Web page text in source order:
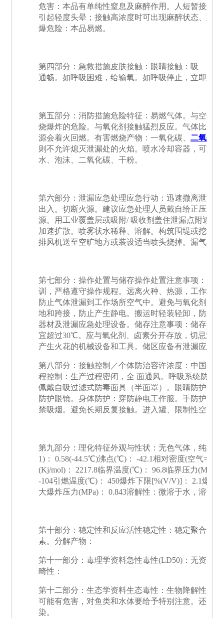
危害：本品有单纯性窒息及麻醉作用。人短暂接触
引起轻度头晕；接触高浓度时可出现麻醉状态、意
爆危险：本品易燃。
第四部分：急救措施皮肤接触：眼睛接触：吸 入
通畅。如呼吸困难，给输氧。如呼吸停止，立即
第五部分：消防措施危险特征：易燃气体。与空气
烧爆炸的危险。与氧化剂接触猛烈反应。气体比空
源会着火回燃。有害燃烧产物：一氧化碳、 二氧化碳
则不允许熄灭泄漏处的火焰。喷水冷却容器，可能
水、泡沫、二氧化碳、干粉。
第六部分：泄漏应急处理应急行动：迅速撤离泄漏
出入。切断火源。建议应急处理人员戴自给正压式
源。用工业覆盖层或吸附/ 吸收剂盖住泄漏点附近的
加速扩散。喷雾状水稀释、溶解。构筑围堤或挖坑
排风机送至空旷地方或装设适当喷头烧掉。漏气容
第七部分：操作处置与储存操作处置注意事项：密
训，严格遵守操作规程。远离火种、热源，工作场
防止气体泄漏到工作场所空气中。避免与氧化剂、
地和跨接，防止产生静电。搬运时轻装轻卸，防止
器材及泄漏应急处理设备。储存注意事项：储存于
宜超过30℃。应与氧化剂、卤素分开存放，切忌混
产生火花的机械设备和工具。储区应备有泄漏应急
第八部分：接触控制／个体防治容许浓度：中国
程控制：生产过程密闭，全 面通风。呼吸系统防护
佩戴自吸过滤式防毒面具（半面罩）。眼睛防护：
防护眼镜。身体防护：穿防静电工作服。手防护：
禁吸烟。避免长期反复接触。进入罐、限制性空间
第九部分：理化特征外观与性状：无色气体，纯品
1)： 0.58(-44.5℃)沸点(℃)： -42.1相对密度(空气=1)
(Kj/mol)： 2217.8临界温度(℃)： 96.8临界压力
-104引燃温度(℃)： 450爆炸下限[%(V/V)]： 2.1爆炸
大爆炸压力(MPa)： 0.843溶解性：微溶于水，溶于
第十部分：稳定性和反应活性稳定性：稳定聚合危
素。分解产物：
第十一部分：毒理学资料急性毒性(LD50)：无资料
畸性：
第十二部分：生态学资料生态毒性：生物降解性：
可能有危害，对鱼类和水体要给予特别注意。还应
染。